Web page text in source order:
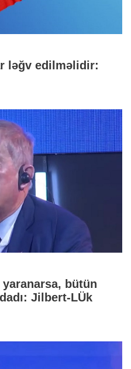
ləğv edilməlidir:
bütün
Jilbert-LÜk